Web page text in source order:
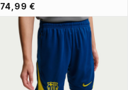
74,99 €